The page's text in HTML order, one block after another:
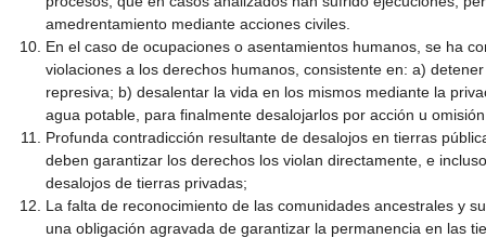
amedrentamiento mediante acciones civiles.
En el caso de ocupaciones o asentamientos humanos, se ha
violaciones a los derechos humanos, consistente en: a)
represiva; b) desalentar la vida en los mismos mediante la
agua potable, para finalmente desalojarlos por acción u
Profunda contradicción resultante de desalojos en tierras
deben garantizar los derechos los violan directamente, e
desalojos de tierras privadas;
La falta de reconocimiento de las comunidades ancestrales y
una obligación agravada de garantizar la permanencia en las